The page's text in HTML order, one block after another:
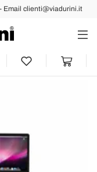
Email clienti@viadurini.it
Prec Succ
Pillow